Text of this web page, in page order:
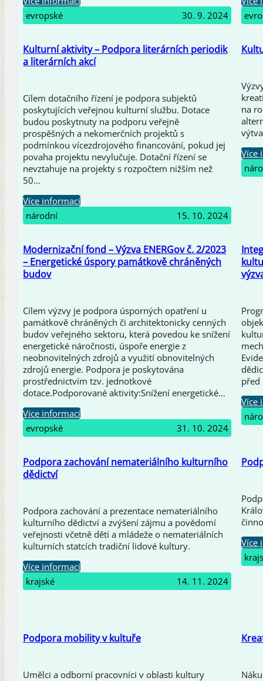
evropské
30. 9. 2024
Kulturní aktivity – Podpora literárních periodik
a literárních akcí
Cílem dotačního řízení je podpora subjektů
poskytujících veřejnou kulturní službu. Dotace
budou poskytnuty na podporu veřejně
prospěšných a nekomerčních projektů s
podmínkou vícezdrojového financování, pokud jej
povaha projektu nevylučuje. Dotační řízení se
nevztahuje na projekty s rozpočtem nižším než
50…
Více informací
národní
15. 10. 2024
na
Více
Modernizační fond – Výzva ENERGov č. 2/2023
– Energetické úspory památkově chráněných
budov
Cílem výzvy je podpora úsporných opatření u
památkově chráněných či architektonicky cenných
budov veřejného sektoru, která povedou ke snížení
energetické náročnosti, úspoře energie z
neobnovitelných zdrojů a využití obnovitelných
zdrojů energie. Podpora je poskytována
prostřednictvím tzv. jednotkové
dotace.Podporované aktivity:Snížení energetické…
Více informací
evropské
31. 10. 2024
před
Více
Podpora zachování nemateriálního kulturního
dědictví
Podpora zachování a prezentace nemateriálního
kulturního dědictví a zvýšení zájmu a povědomí
veřejnosti včetně dětí a mládeže o nemateriálních
kulturních statcích tradiční lidové kultury.
Více informací
krajské
14. 11. 2024
Více
Podpora mobility v kultuře
Umělci a odborní pracovníci v oblasti kultury